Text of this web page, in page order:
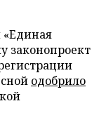
«Единая
законопроект
одобрило